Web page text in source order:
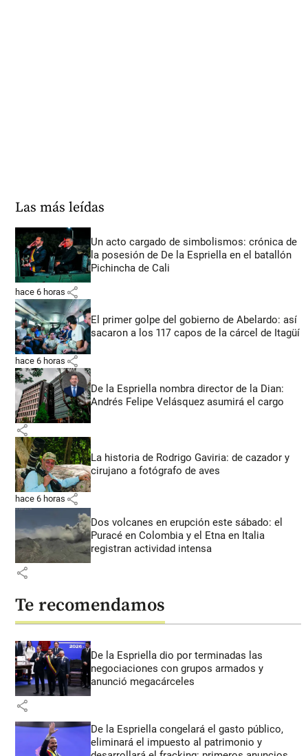
Las más leídas
Un acto cargado de simbolismos: crónica de
la posesión de De la Espriella en el batallón
Pichincha de Cali
hace 6 horas share
El primer golpe del gobierno de Abelardo: así
sacaron a los 117 capos de la cárcel de Itagüí
hace 6 horas share
De la Espriella nombra director de la Dian:
Andrés Felipe Velásquez asumirá el cargo
share
La historia de Rodrigo Gaviria: de cazador y
cirujano a fotógrafo de aves
hace 6 horas share
Dos volcanes en erupción este sábado: el
Puracé en Colombia y el Etna en Italia
registran actividad intensa
share
Te recomendamos
De la Espriella dio por terminadas las
negociaciones con grupos armados y
anunció megacárceles
share
De la Espriella congelará el gasto público,
eliminará el impuesto al patrimonio y